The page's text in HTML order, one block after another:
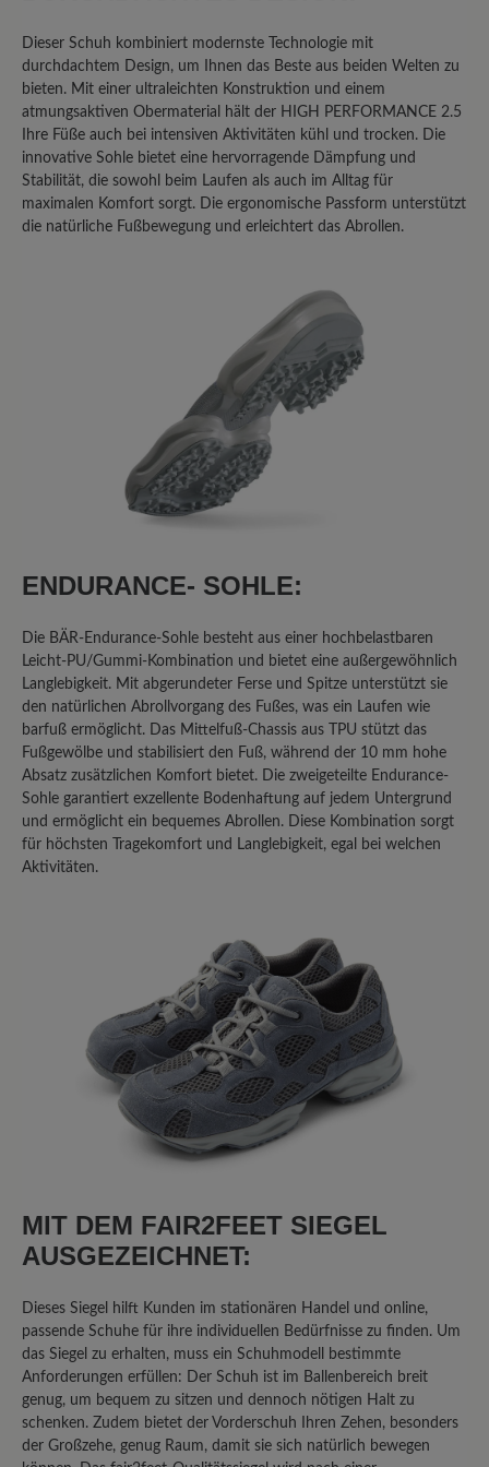
Teilen Sie Ihre Erfahrungen mit anderen
Kunden.
Bewertung schreiben
Bewertung mit 3 von 5 Sternen
Fast perfekter Allrounder
Ich habe mehrere High Performance
Schuhe, sowohl mit Mixed-
rutschige Sohle. Im Winter auf Eis -
Gummisohle noch an Haftung hat, fehlt
hier vollends! Ich habe im Auto -
austattungsbedingt - eine
Metallpedalerie; auch hier ist mit dem
Sohlenmix, wenn er denn einmal feucht
werden sollte, Vorsicht geboten! Da
gibt's kein Halten! ich hatte mir sogar
von einem "Mister-Minute-Shop" in
einem Kaufhaus eine "echte"
sind die Schuhe von Bär wirklich gut
verarbeitet, für mich immer passend
und in jedem Fall ihr Geld wert.
11. September 2025 11:06
Bewertung mit 1 von 5 Sternen
Klobiger Schuh in schöner Farbe
Ich habe diesen Schuh gewählt, da ich
Problemfüsse habe und einen
gesucht habe. Glücklich bin ich damit
jedoch nicht. Die Sohle hat kein
Abrollverhalten, das Innenteil besteht
aus nicht atmungsaktivem Material, das
schon nach einmaligem Tragen
unangenehm riecht. Die Schuhe sind
klobig und nach 1 stündigem
Dieser Schuh kombiniert modernste Technologie mit
durchdachtem Design, um Ihnen das Beste aus beiden Welten zu
bieten. Mit einer ultraleichten Konstruktion und einem
atmungsaktiven Obermaterial hält der HIGH PERFORMANCE 2.5
Ihre Füße auch bei intensiven Aktivitäten kühl und trocken. Die
innovative Sohle bietet eine hervorragende Dämpfung und
Stabilität, die sowohl beim Laufen als auch im Alltag für
maximalen Komfort sorgt. Die ergonomische Passform unterstützt
die natürliche Fußbewegung und erleichtert das Abrollen.
ENDURANCE- SOHLE:
Die BÄR-Endurance-Sohle besteht aus einer hochbelastbaren
Leicht-PU/Gummi-Kombination und bietet eine außergewöhnlich
Langlebigkeit. Mit abgerundeter Ferse und Spitze unterstützt sie
den natürlichen Abrollvorgang des Fußes, was ein Laufen wie
barfuß ermöglicht. Das Mittelfuß-Chassis aus TPU stützt das
Fußgewölbe und stabilisiert den Fuß, während der 10 mm hohe
Absatz zusätzlichen Komfort bietet. Die zweigeteilte Endurance-
Sohle garantiert exzellente Bodenhaftung auf jedem Untergrund
und ermöglicht ein bequemes Abrollen. Diese Kombination sorgt
für höchsten Tragekomfort und Langlebigkeit, egal bei welchen
Aktivitäten.
MIT DEM FAIR2FEET SIEGEL
AUSGEZEICHNET:
Dieses Siegel hilft Kunden im stationären Handel und online,
passende Schuhe für ihre individuellen Bedürfnisse zu finden. Um
das Siegel zu erhalten, muss ein Schuhmodell bestimmte
Anforderungen erfüllen: Der Schuh ist im Ballenbereich breit
genug, um bequem zu sitzen und dennoch nötigen Halt zu
schenken. Zudem bietet der Vorderschuh Ihren Zehen, besonders
der Großzehe, genug Raum, damit sie sich natürlich bewegen